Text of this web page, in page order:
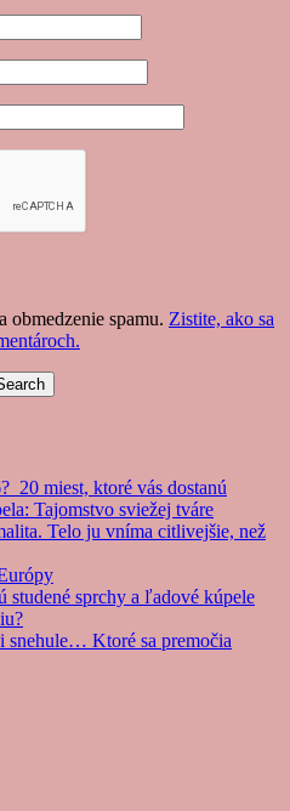
obmedzenie spamu. Zistite, ako sa
20 miest, ktoré vás dostanú
Tajomstvo sviežej tváre
Telo ju vníma citlivejšie, než
studené sprchy a ľadové kúpele
snehule… Ktoré sa premočia